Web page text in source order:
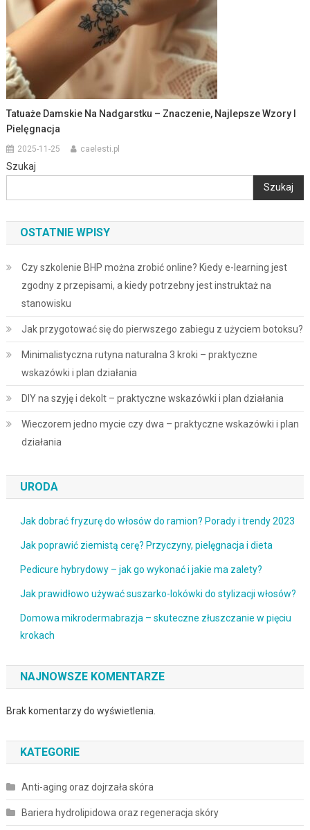
Tatuaże Damskie Na Nadgarstku – Znaczenie, Najlepsze Wzory I
Pielęgnacja
2025-11-25 caelesti.pl
Szukaj
Szukaj
OSTATNIE WPISY
Czy szkolenie BHP można zrobić online? Kiedy e-learning jest
zgodny z przepisami, a kiedy potrzebny jest instruktaż na
stanowisku
Jak przygotować się do pierwszego zabiegu z użyciem botoksu?
Minimalistyczna rutyna naturalna 3 kroki – praktyczne
wskazówki i plan działania
DIY na szyję i dekolt – praktyczne wskazówki i plan działania
Wieczorem jedno mycie czy dwa – praktyczne wskazówki i plan
działania
URODA
Jak dobrać fryzurę do włosów do ramion? Porady i trendy 2023
Jak poprawić ziemistą cerę? Przyczyny, pielęgnacja i dieta
Pedicure hybrydowy – jak go wykonać i jakie ma zalety?
Jak prawidłowo używać suszarko-lokówki do stylizacji włosów?
Domowa mikrodermabrazja – skuteczne złuszczanie w pięciu
krokach
NAJNOWSZE KOMENTARZE
Brak komentarzy do wyświetlenia.
KATEGORIE
Anti-aging oraz dojrzała skóra
Bariera hydrolipidowa oraz regeneracja skóry